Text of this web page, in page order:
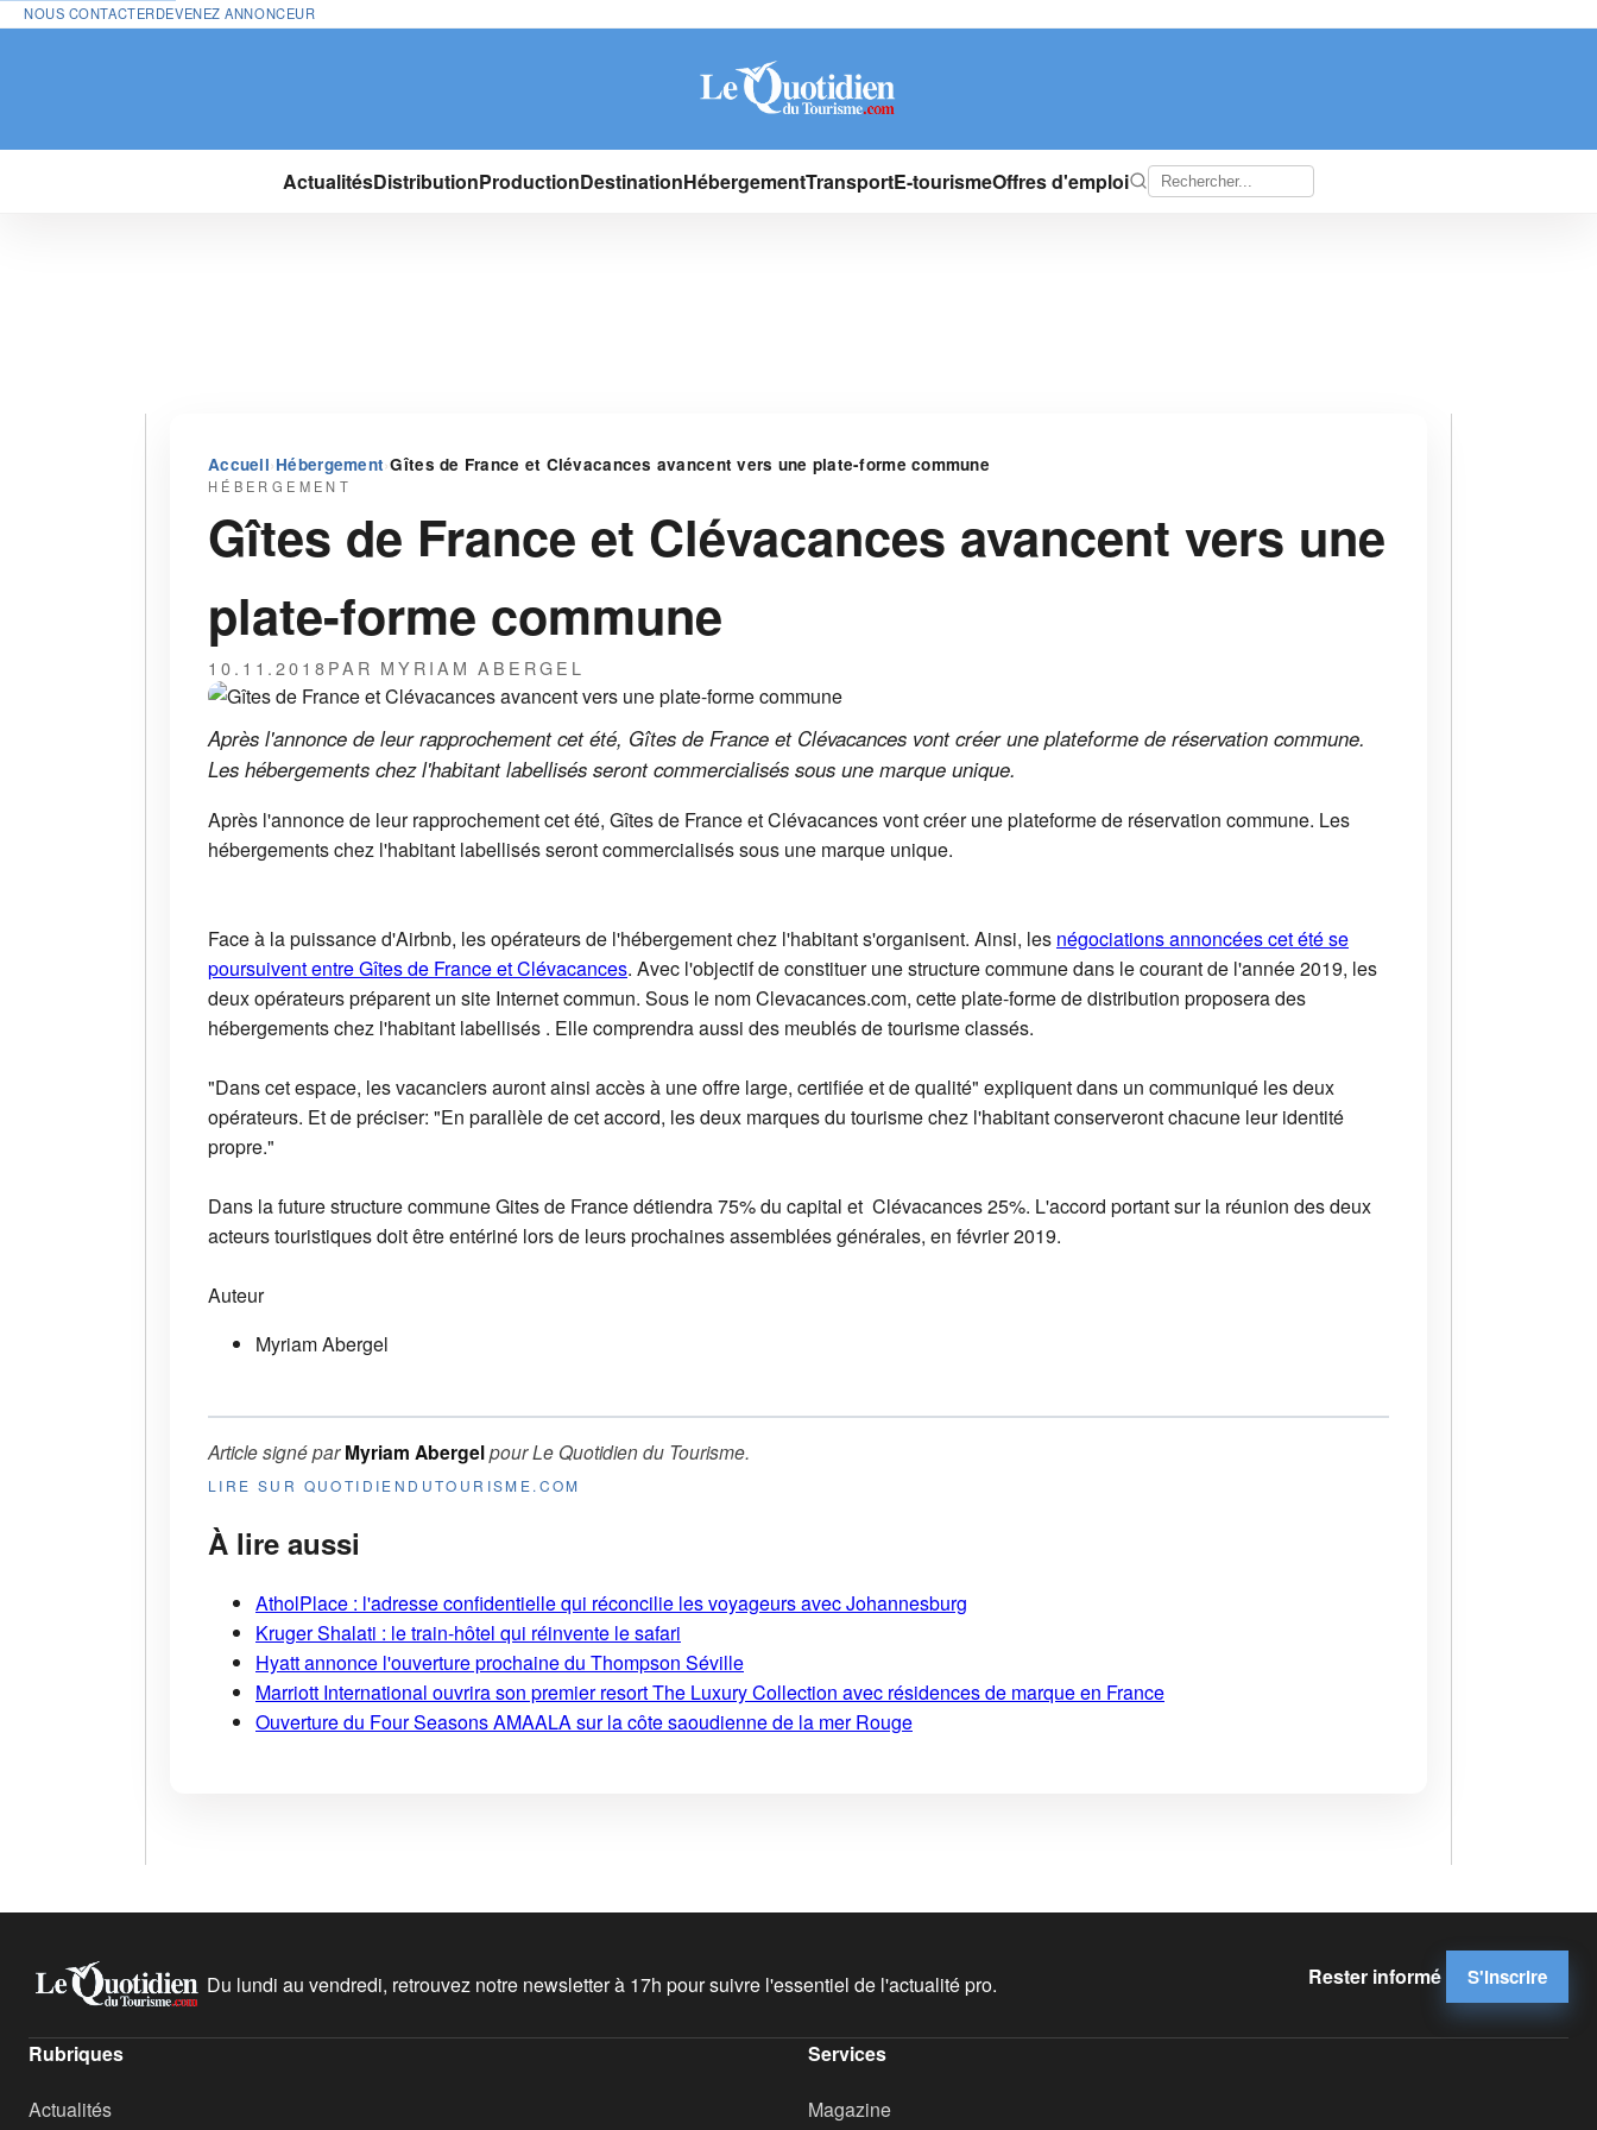
NOUS CONTACTERDEVENEZ ANNONCEUR
ActualitésDistributionProductionDestinationHébergementTransportE-tourismeOffres d'emploi
Accueil›Hébergement›Gîtes de France et Clévacances avancent vers une plate-forme commune
HÉBERGEMENT
Gîtes de France et Clévacances avancent vers une
plate-forme commune
10.11.2018PAR MYRIAM ABERGEL
Après l'annonce de leur rapprochement cet été, Gîtes de France et Clévacances vont créer une plateforme de réservation commune.
Les hébergements chez l'habitant labellisés seront commercialisés sous une marque unique.
Après l'annonce de leur rapprochement cet été, Gîtes de France et Clévacances vont créer une plateforme de réservation commune. Les
hébergements chez l'habitant labellisés seront commercialisés sous une marque unique.
Face à la puissance d'Airbnb, les opérateurs de l'hébergement chez l'habitant s'organisent. Ainsi, les négociations annoncées cet été se
poursuivent entre Gîtes de France et Clévacances. Avec l'objectif de constituer une structure commune dans le courant de l'année 2019, les
deux opérateurs préparent un site Internet commun. Sous le nom Clevacances.com, cette plate-forme de distribution proposera des
hébergements chez l'habitant labellisés . Elle comprendra aussi des meublés de tourisme classés.
"Dans cet espace, les vacanciers auront ainsi accès à une offre large, certifiée et de qualité" expliquent dans un communiqué les deux
opérateurs. Et de préciser: "En parallèle de cet accord, les deux marques du tourisme chez l'habitant conserveront chacune leur identité
propre."
Dans la future structure commune Gites de France détiendra 75% du capital et Clévacances 25%. L'accord portant sur la réunion des deux
acteurs touristiques doit être entériné lors de leurs prochaines assemblées générales, en février 2019.
Auteur
Myriam Abergel
Article signé parMyriam AbergelpourLe Quotidien du Tourisme.
LIRE SUR QUOTIDIENDUTOURISME.COM
À lire aussi
AtholPlace : l'adresse confidentielle qui réconcilie les voyageurs avec Johannesburg
Kruger Shalati : le train-hôtel qui réinvente le safari
Hyatt annonce l'ouverture prochaine du Thompson Séville
Marriott International ouvrira son premier resort The Luxury Collection avec résidences de marque en France
Ouverture du Four Seasons AMAALA sur la côte saoudienne de la mer Rouge
Du lundi au vendredi, retrouvez notre newsletter à 17h pour suivre l'essentiel de l'actualité pro. Rester informé S'inscrire
Rubriques
Actualités
Services
Magazine